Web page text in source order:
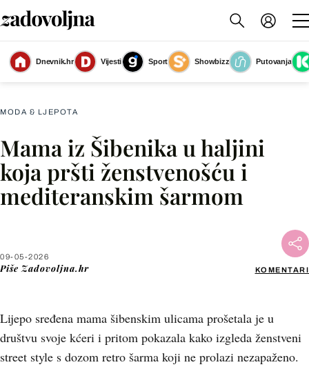
Dnevnik.hr Vijesti Sport Showbizz
Putovanja
Street style mama iz Šibenika(Foto: Niksa Stipanicev/Cropix)
MODA & LJEPOTA
Mama iz Šibenika u haljini
koja pršti ženstvenošću i
mediteranskim šarmom
09-05-2026
Piše Zadovoljna.hr KOMENTARI
Lijepo sređena mama šibenskim ulicama prošetala je u
društvu svoje kćeri i pritom pokazala kako izgleda ženstveni
street style s dozom retro šarma koji ne prolazi nezapaženo.
Facebook
X